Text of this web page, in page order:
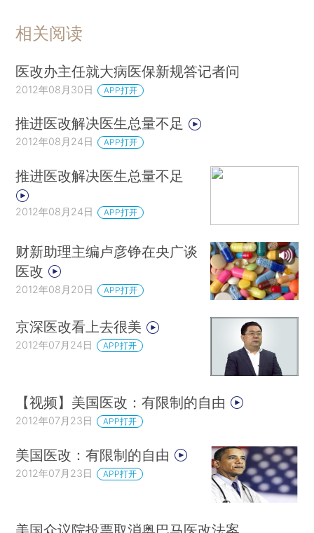
相关阅读
医改办主任就大病医保新规答记者问
2012年08月30日 APP打开
推进医改解决医生总量不足
2012年08月24日 APP打开
推进医改解决医生总量不足
2012年08月24日 APP打开
财新助理主编卢彦铮在央广谈
医改
2012年08月20日 APP打开
京深医改看上去很美
2012年07月24日 APP打开
【视频】美国医改：有限制的自由
2012年07月23日 APP打开
美国医改：有限制的自由
2012年07月23日 APP打开